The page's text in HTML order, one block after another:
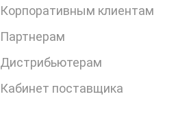
Корпоративным клиентам
Партнерам
Дистрибьютерам
Кабинет поставщика